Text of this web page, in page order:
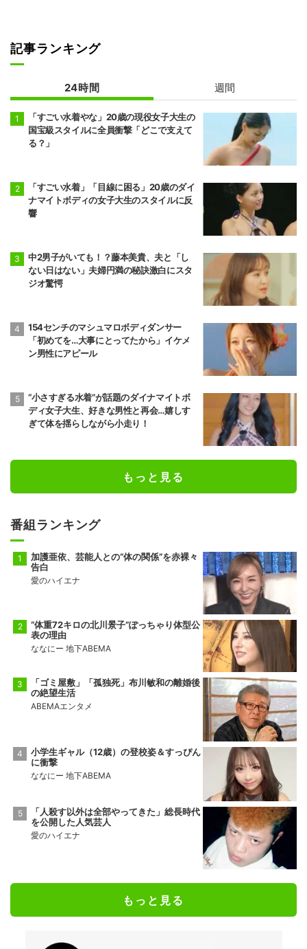
記事ランキング
24時間 週間
「すごい水着やな」20歳の現役女子大生の
国宝級スタイルに全員衝撃「どこで支えて
る？」
「すごい水着」「目線に困る」20歳のダイ
ナマイトボディの女子大生のスタイルに反
響
中2男子がいても！？藤本美貴、夫と「し
ない日はない」夫婦円満の秘訣激白にスタ
ジオ驚愕
154センチのマシュマロボディダンサー
「初めてを…大事にとってたから」イケメ
ン男性にアピール
“小さすぎる水着”が話題のダイナマイトボ
ディ女子大生、好きな男性と再会…嬉しす
ぎて体を揺らしながら小走り！
もっと見る
番組ランキング
加護亜依、芸能人との“体の関係”を赤裸々
告白
愛のハイエナ
“体重72キロの北川景子”ぽっちゃり体型公
表の理由
ななにー 地下ABEMA
「ゴミ屋敷」「孤独死」布川敏和の離婚後
の絶望生活
ABEMAエンタメ
小学生ギャル（12歳）の登校姿＆すっぴん
に衝撃
ななにー 地下ABEMA
「人殺す以外は全部やってきた」総長時代
を公開した人気芸人
愛のハイエナ
もっと見る